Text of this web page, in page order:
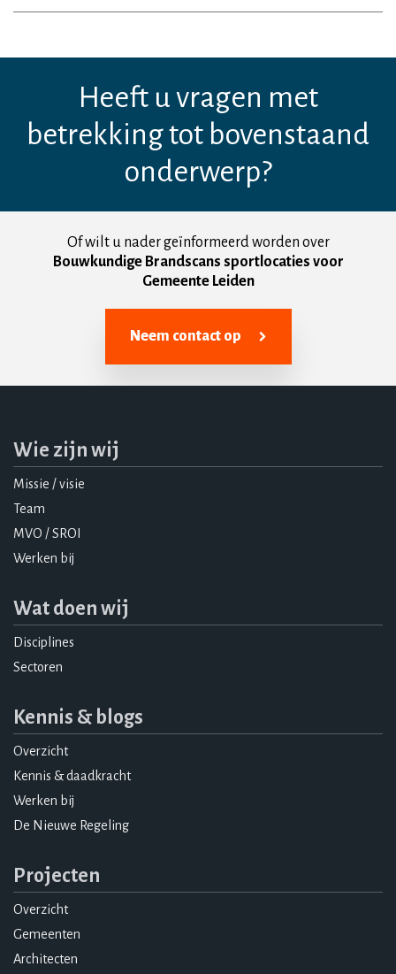
Heeft u vragen met
betrekking tot bovenstaand
onderwerp?
Of wilt u nader geïnformeerd worden over
Bouwkundige Brandscans sportlocaties voor
Gemeente Leiden
Neem contact op
Wie zijn wij
Missie / visie
Team
MVO / SROI
Werken bij
Wat doen wij
Disciplines
Sectoren
Kennis & blogs
Overzicht
Kennis & daadkracht
Werken bij
De Nieuwe Regeling
Projecten
Overzicht
Gemeenten
Architecten